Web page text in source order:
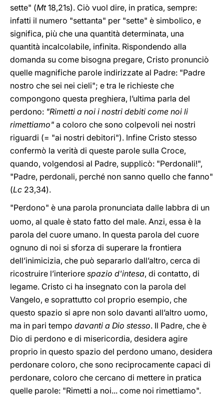
sette" (Mt18,21s). Ciò vuol dire, in pratica, sempre:
infatti il numero "settanta" per "sette" è simbolico, e
significa, più che una quantità determinata, una
quantità incalcolabile, infinita. Rispondendo alla
domanda su come bisogna pregare, Cristo pronunciò
quelle magnifiche parole indirizzate al Padre: "Padre
nostro che sei nei cieli"; e tra le richieste che
compongono questa preghiera, l’ultima parla del
perdono: "Rimetti a noi i nostri debiti come noi li
rimettiamo" a coloro che sono colpevoli nei nostri
riguardi (= "ai nostri debitori"). Infine Cristo stesso
confermò la verità di queste parole sulla Croce,
quando, volgendosi al Padre, supplicò: "Perdonali!",
"Padre, perdonali, perché non sanno quello che fanno"
(Lc 23,34).
"Perdono" è una parola pronunciata dalle labbra di un
uomo, al quale è stato fatto del male. Anzi, essa è la
parola del cuore umano. In questa parola del cuore
ognuno di noi si sforza di superare la frontiera
dell’inimicizia, che può separarlo dall’altro, cerca di
ricostruire l’interiore spazio d'intesa, di contatto, di
legame. Cristo ci ha insegnato con la parola del
Vangelo, e soprattutto col proprio esempio, che
questo spazio si apre non solo davanti all’altro uomo,
ma in pari tempo davanti a Dio stesso. Il Padre, che è
Dio di perdono e di misericordia, desidera agire
proprio in questo spazio del perdono umano, desidera
perdonare coloro, che sono reciprocamente capaci di
perdonare, coloro che cercano di mettere in pratica
quelle parole: "Rimetti a noi... come noi rimettiamo".